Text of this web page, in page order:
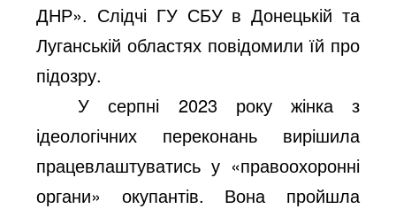
ДНР». Слідчі ГУ СБУ в Донецькій та
Луганській областях повідомили їй про
підозру.
У серпні 2023 року жінка з
ідеологічних переконань вирішила
працевлаштуватись у «правоохоронні
органи» окупантів. Вона пройшла